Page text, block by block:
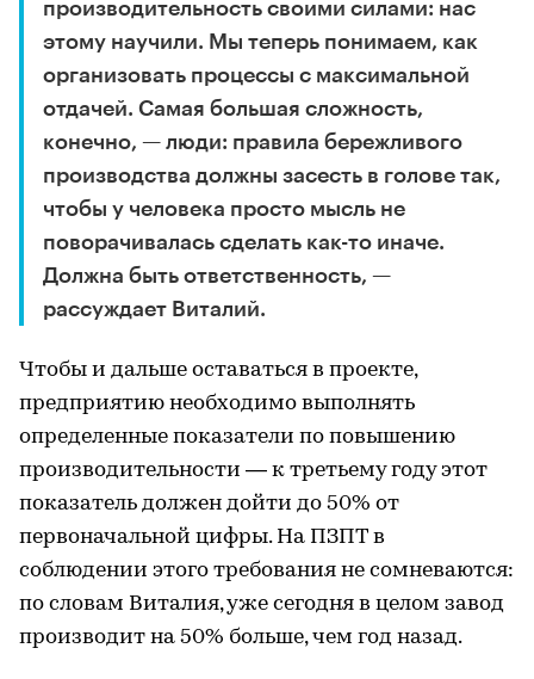
производительность своими силами: нас
этому научили. Мы теперь понимаем, как
организовать процессы с максимальной
отдачей. Самая большая сложность,
конечно, — люди: правила бережливого
производства должны засесть в голове так,
чтобы у человека просто мысль не
поворачивалась сделать как-то иначе.
Должна быть ответственность, —
рассуждает Виталий.
Чтобы и дальше оставаться в проекте,
предприятию необходимо выполнять
определенные показатели по повышению
производительности — к третьему году этот
показатель должен дойти до 50% от
первоначальной цифры. На ПЗПТ в
соблюдении этого требования не сомневаются:
по словам Виталия, уже сегодня в целом завод
производит на 50% больше, чем год назад.